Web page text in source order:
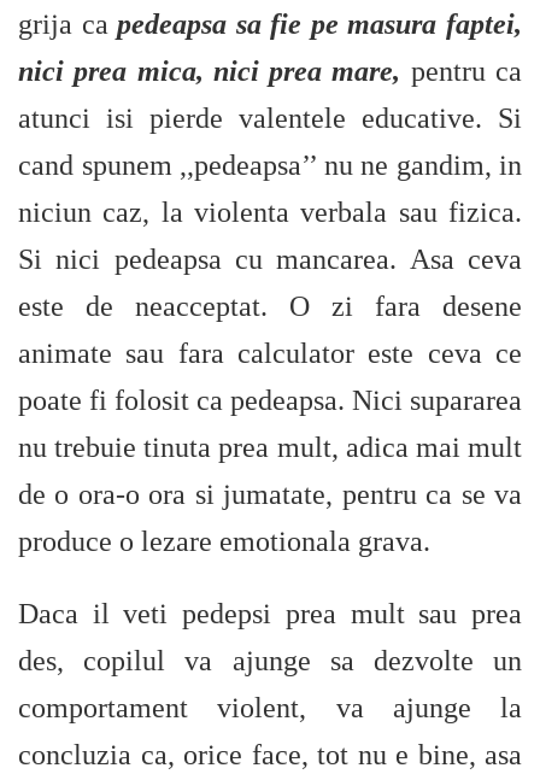
grija capedeapsa sa fie pe masura faptei,
nici prea mica, nici prea mare, pentru ca
atunci isi pierde valentele educative. Si
cand spunem ,,pedeapsa’’ nu ne gandim, in
niciun caz, la violenta verbala sau fizica.
Si nici pedeapsa cu mancarea. Asa ceva
este de neacceptat. O zi fara desene
animate sau fara calculator este ceva ce
poate fi folosit ca pedeapsa. Nici supararea
nu trebuie tinuta prea mult, adica mai mult
de o ora-o ora si jumatate, pentru ca se va
produce o lezare emotionala grava.
Daca il veti pedepsi prea mult sau prea
des, copilul va ajunge sa dezvolte un
comportament violent, va ajunge la
concluzia ca, orice face, tot nu e bine, asa